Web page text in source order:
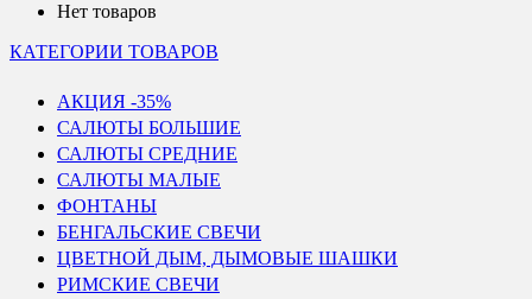
Нет товаров
КАТЕГОРИИ ТОВАРОВ
АКЦИЯ -35%
САЛЮТЫ БОЛЬШИЕ
САЛЮТЫ СРЕДНИЕ
САЛЮТЫ МАЛЫЕ
ФОНТАНЫ
БЕНГАЛЬСКИЕ СВЕЧИ
ЦВЕТНОЙ ДЫМ, ДЫМОВЫЕ ШАШКИ
РИМСКИЕ СВЕЧИ